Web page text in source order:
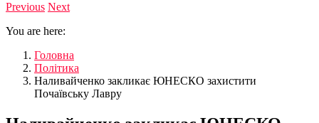
Previous Next
You are here:
Головна
Політика
Наливайченко закликає ЮНЕСКО захистити
Почаївську Лавру